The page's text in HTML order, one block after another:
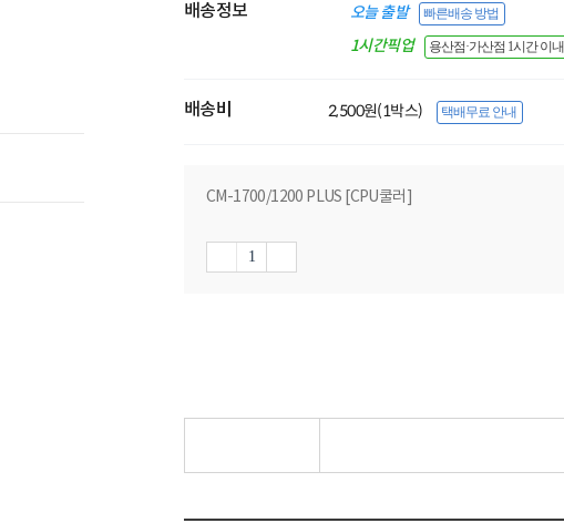
배송정보 오늘 출발 빠른배송 방법
1시간픽업 용산점·가산점 1시간 이내
배송비 2,500원(1박스) 택배무료 안내
CM-1700/1200 PLUS [CPU쿨러]